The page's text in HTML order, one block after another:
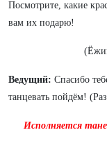
Посмотрите, какие
вам их подарю!
Ведущий: Спасибо
танцевать пойдём!
Исполняется